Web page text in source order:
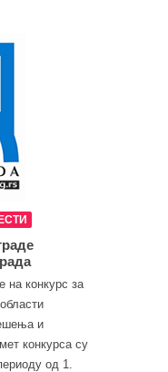
на конкурс за
и
конкурса су
од 1.